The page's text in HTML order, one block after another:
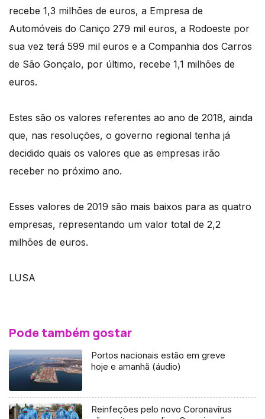
recebe 1,3 milhões de euros, a Empresa de
Automóveis do Caniço 279 mil euros, a Rodoeste por
sua vez terá 599 mil euros e a Companhia dos Carros
de São Gonçalo, por último, recebe 1,1 milhões de
euros.
Estes são os valores referentes ao ano de 2018, ainda
que, nas resoluções, o governo regional tenha já
decidido quais os valores que as empresas irão
receber no próximo ano.
Esses valores de 2019 são mais baixos para as quatro
empresas, representando um valor total de 2,2
milhões de euros.
LUSA
Pode também gostar
Portos nacionais estão em greve
hoje e amanhã (áudio)
Reinfeções pelo novo Coronavírus